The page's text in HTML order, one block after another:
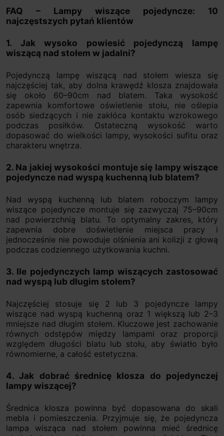
FAQ – Lampy wiszące pojedyncze: 10
najczęstszych pytań klientów
1. Jak wysoko powiesić pojedynczą lampę
wiszącą nad stołem w jadalni?
Pojedynczą lampę wiszącą nad stołem wiesza się
najczęściej tak, aby dolna krawędź klosza znajdowała
się około 60–90cm nad blatem. Taka wysokość
zapewnia komfortowe oświetlenie stołu, nie oślepia
osób siedzących i nie zakłóca kontaktu wzrokowego
podczas posiłków. Ostateczną wysokość warto
dopasować do wielkości lampy, wysokości sufitu oraz
charakteru wnętrza.
2. Na jakiej wysokości montuje się lampy wiszące
pojedyncze nad wyspą kuchenną lub blatem?
Nad wyspą kuchenną lub blatem roboczym lampy
wiszące pojedyncze montuje się zazwyczaj 75–90cm
nad powierzchnią blatu. To optymalny zakres, który
zapewnia dobre doświetlenie miejsca pracy i
jednocześnie nie powoduje olśnienia ani kolizji z głową
podczas codziennego użytkowania kuchni.
3. Ile pojedynczych lamp wiszących zastosować
nad wyspą lub długim stołem?
Najczęściej stosuje się 2 lub 3 pojedyncze lampy
wiszące nad wyspą kuchenną oraz 1 większą lub 2–3
mniejsze nad długim stołem. Kluczowe jest zachowanie
równych odstępów między lampami oraz proporcji
względem długości blatu lub stołu, aby światło było
równomierne, a całość estetyczna.
4. Jak dobrać średnicę klosza do pojedynczej
lampy wiszącej?
Średnica klosza powinna być dopasowana do skali
mebla i pomieszczenia. Przyjmuje się, że pojedyncza
lampa wisząca nad stołem powinna mieć średnicę